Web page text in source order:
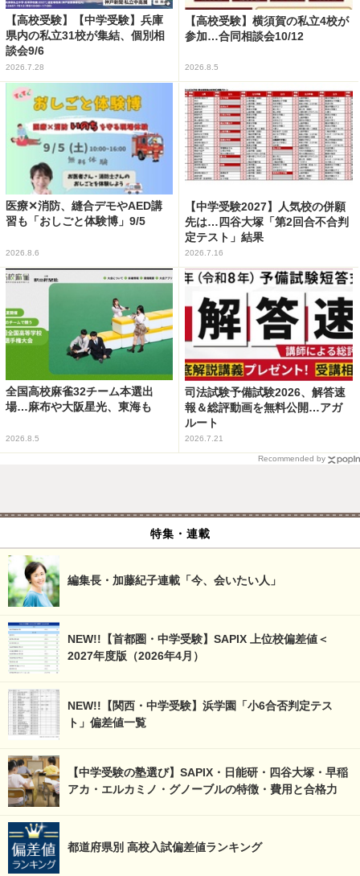
【高校受験】【中学受験】兵庫
県内の私立31校が集結、個別相
談会9/6
2026.7.28
【高校受験】横須賀の私立4校が
参加…合同相談会10/12
2026.8.5
医療✕消防、縫合デモやAED講
習も「おしごと体験博」9/5
2026.8.6
【中学受験2027】人気校の併願
先は…四谷大塚「第2回合不合判
定テスト」結果
2026.7.16
全国高校麻雀32チーム本選出
場…麻布や大阪星光、東海も
2026.8.5
司法試験予備試験2026、解答速
報＆総評動画を無料公開…アガ
ルート
2026.7.21
Recommended by
特集・連載
編集長・加藤紀子連載「今、会いたい人」
NEW!!【首都圏・中学受験】SAPIX 上位校偏差値＜
2027年度版（2026年4月）
NEW!!【関西・中学受験】浜学園「小6合否判定テス
ト」偏差値一覧
【中学受験の塾選び】SAPIX・日能研・四谷大塚・早稲
アカ・エルカミノ・グノーブルの特徴・費用と合格力
都道府県別 高校入試偏差値ランキング